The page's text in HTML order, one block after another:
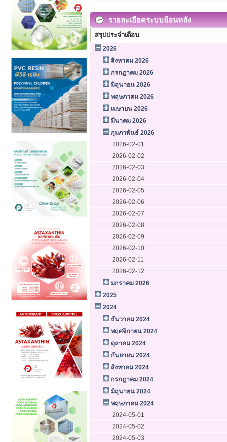
รายละเอียดระบบย้อนหลัง
สรุปประจำเดือน
2026
สิงหาคม 2026
กรกฎาคม 2026
มิถุนายน 2026
พฤษภาคม 2026
เมษายน 2026
มีนาคม 2026
กุมภาพันธ์ 2026
2026-02-01
2026-02-02
2026-02-03
2026-02-04
2026-02-05
2026-02-06
2026-02-07
2026-02-08
2026-02-09
2026-02-10
2026-02-11
2026-02-12
มกราคม 2026
2025
2024
ธันวาคม 2024
พฤศจิกายน 2024
ตุลาคม 2024
กันยายน 2024
สิงหาคม 2024
กรกฎาคม 2024
มิถุนายน 2024
พฤษภาคม 2024
2024-05-01
2024-05-02
2024-05-03